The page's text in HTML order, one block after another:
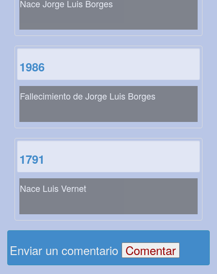
Nace Jorge Luis Borges
1986
Fallecimiento de Jorge Luis Borges
1791
Nace Luis Vernet
Enviar un comentario